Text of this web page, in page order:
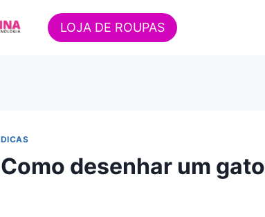
LOJA DE ROUPAS
DICAS
Como desenhar um gato